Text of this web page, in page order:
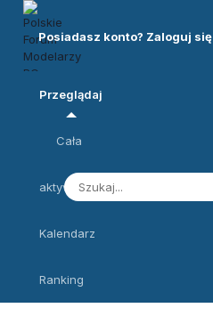
Posiadasz konto? Zaloguj się
Przeglądaj
Cała
aktywność
Kalendarz
Ranking